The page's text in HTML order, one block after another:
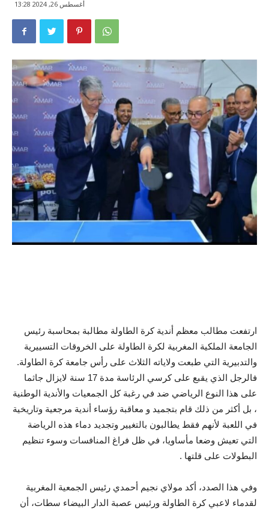
أغسطس 26, 2024 13:28
ارتفعت مطالب معظم أندية كرة الطاولة مطالبة بمحاسبة رئيس
الجامعة الملكية المغربية لكرة الطاولة على الخروقات التسييرية
والتدبيرية التي طبعت ولاياته الثلاث على رأس جامعة كرة الطاولة.
فالرجل الذي يقبع على كرسي الرئاسة مدة 17 سنة لايزال جاثما
على هذا النوع الرياضي ضد في رغبة كل الجمعيات والأندية الوطنية
، بل أكثر من ذلك قام بتجميد و معاقبة رؤساء أندية مرجعية وتاريخية
في اللعبة لأنهم فقط يطالبون بالتغيير وتجديد دماء هذه الرياضة
التي تعيش وضعا مأساويا، في ظل فراغ المنافسات وسوء تنظيم
البطولات على قلتها .
وفي هذا الصدد، أكد مولاي نجيم أحمدي رئيس الجمعية المغربية
لقدماء لاعبي كرة الطاولة ورئيس عصبة الدار البيضاء سطات، أن